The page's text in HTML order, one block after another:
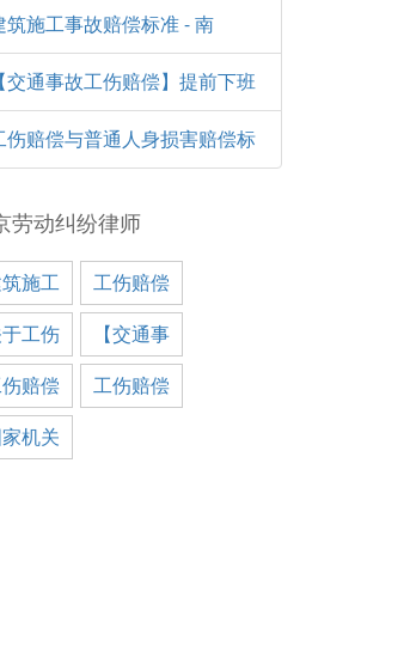
筑施工事故赔偿标准 - 南
【交通事故工伤赔偿】提前下班
伤赔偿与普通人身损害赔偿标
劳动纠纷律师
施工
工伤赔偿
工伤
【交通事
赔偿
工伤赔偿
机关